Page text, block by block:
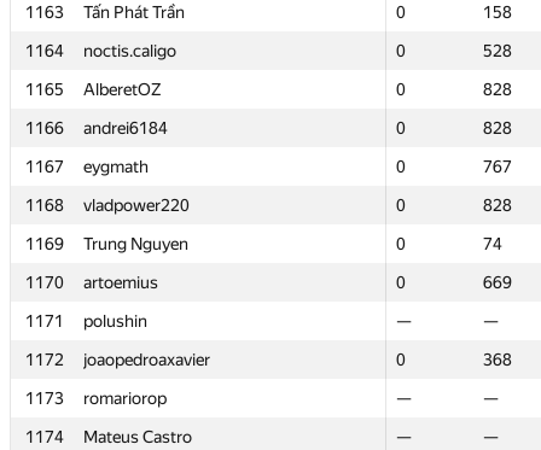
1163
Tấn Phát Trần 0
158
1164
noctis.caligo 0
528
1165
AlberetOZ 0
828
1166
andrei6184 0
828
1167
eygmath 0
767
1168
vladpower220 0
828
1169
Trung Nguyen 0
74
1170
artoemius 0
669
1171
polushin —
—
1172
joaopedroaxavier 0
368
1173
romariorop —
—
1174
Mateus Castro —
—
1163
Tấn Phát Trần 0
158
1164
noctis.caligo 0
528
1165
AlberetOZ 0
828
1166
andrei6184 0
828
1167
eygmath 0
767
1168
vladpower220 0
828
1169
Trung Nguyen 0
74
1170
artoemius 0
669
1171
polushin —
—
1172
joaopedroaxavier 0
368
1173
romariorop —
—
1174
Mateus Castro —
—